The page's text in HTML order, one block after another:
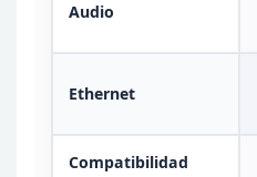
Audio
Ethernet
Compatibilidad